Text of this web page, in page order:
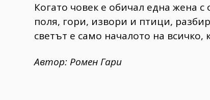
Когато човек е обичал една жена
поля, гори, извори и птици,
светът е само началото на всичко,
Автор: Ромен Гари